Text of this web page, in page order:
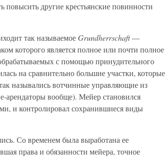
повысить другие крестьянские повинности
так называемоеGrundherrschaft—
которого является полное или почти полное
с помощью принудительного
на сравнительно большие участки, которые
назывались вотчинные управляющие из
арендаторы вообще). Мейер становился
и контролировал сохранившиеся виды
Со временем была выработана ее
права и обязанности мейера, точное